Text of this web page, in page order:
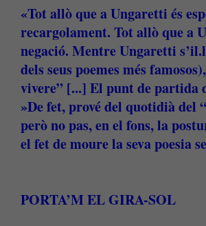
«Tot allò que a Ungaretti és
recargolament. Tot allò que a
negació. Mentre Ungaretti
dels seus poemes més
vivere” [...] El punt de partida
»De fet, prové del quotidià del
però no pas, en el fons, la
el fet de moure la seva poesia
PORTA’M EL GIRA-SOL